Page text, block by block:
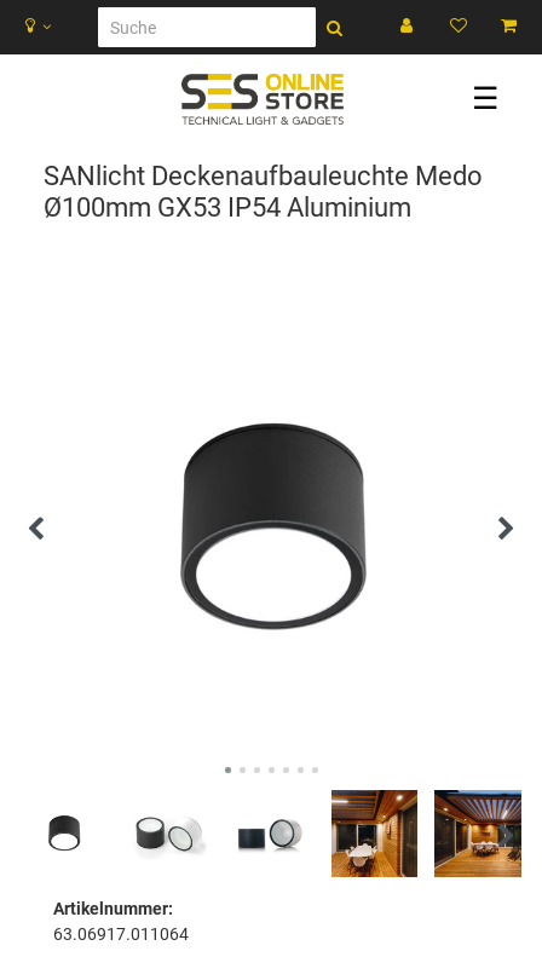
☰
SANlicht Deckenaufbauleuchte Medo
Ø100mm GX53 IP54 Aluminium
Artikelnummer:
63.06917.011064